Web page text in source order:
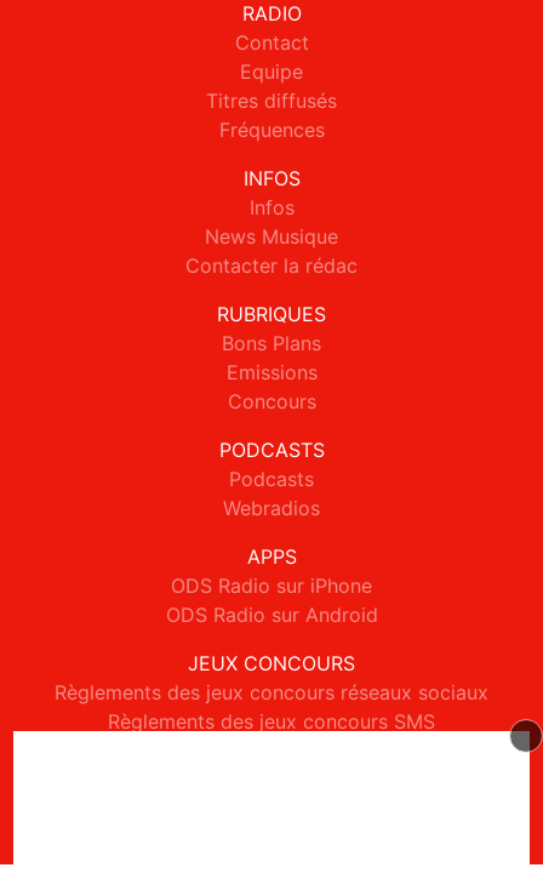
RADIO
Contact
Equipe
Titres diffusés
Fréquences
INFOS
Infos
News Musique
Contacter la rédac
RUBRIQUES
Bons Plans
Emissions
Concours
PODCASTS
Podcasts
Webradios
APPS
ODS Radio sur iPhone
ODS Radio sur Android
JEUX CONCOURS
Règlements des jeux concours réseaux sociaux
Règlements des jeux concours SMS